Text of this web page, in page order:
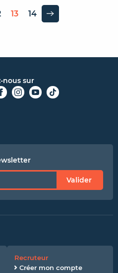
13 14 Page suivante
nous sur
Valider
Recruteur
Créer mon compte